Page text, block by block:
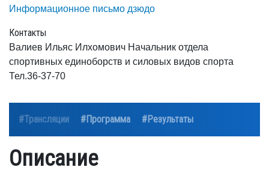
Информационное письмо дзюдо
Контакты
Валиев Ильяс Илхомович Начальник отдела
спортивных единоборств и силовых видов спорта
Тел.36-37-70
#Трансляции #Программа #Результаты
Описание